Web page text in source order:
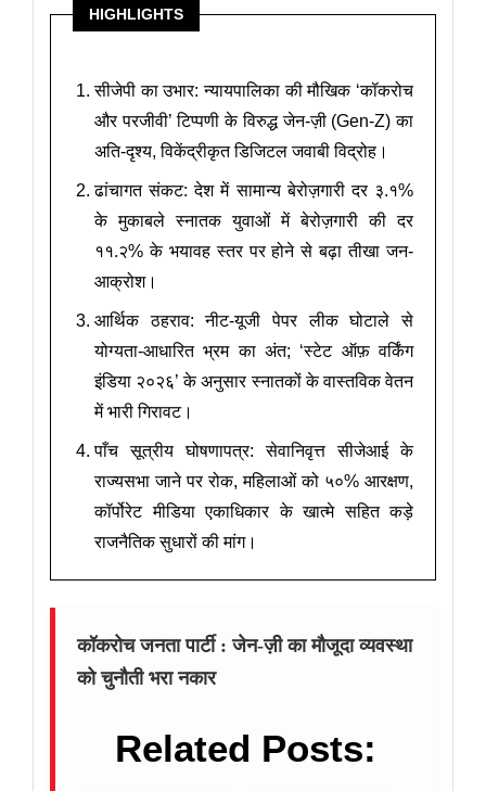
HIGHLIGHTS
सीजेपी का उभार: न्यायपालिका की मौखिक ‘कॉकरोच
और परजीवी’ टिप्पणी के विरुद्ध जेन-ज़ी (Gen-Z) का
अति-दृश्य, विकेंद्रीकृत डिजिटल जवाबी विद्रोह।
ढांचागत संकट: देश में सामान्य बेरोज़गारी दर ३.१%
के मुकाबले स्नातक युवाओं में बेरोज़गारी की दर
११.२% के भयावह स्तर पर होने से बढ़ा तीखा जन-
आक्रोश।
आर्थिक ठहराव: नीट-यूजी पेपर लीक घोटाले से
योग्यता-आधारित भ्रम का अंत; ‘स्टेट ऑफ़ वर्किंग
इंडिया २०२६’ के अनुसार स्नातकों के वास्तविक वेतन
में भारी गिरावट।
पाँच सूत्रीय घोषणापत्र: सेवानिवृत्त सीजेआई के
राज्यसभा जाने पर रोक, महिलाओं को ५०% आरक्षण,
कॉर्पोरेट मीडिया एकाधिकार के खात्मे सहित कड़े
राजनैतिक सुधारों की मांग।
कॉकरोच जनता पार्टी : जेन-ज़ी का मौजूदा व्यवस्था
को चुनौती भरा नकार
Related Posts: